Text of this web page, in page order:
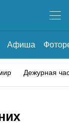
Афиша
Дежурная